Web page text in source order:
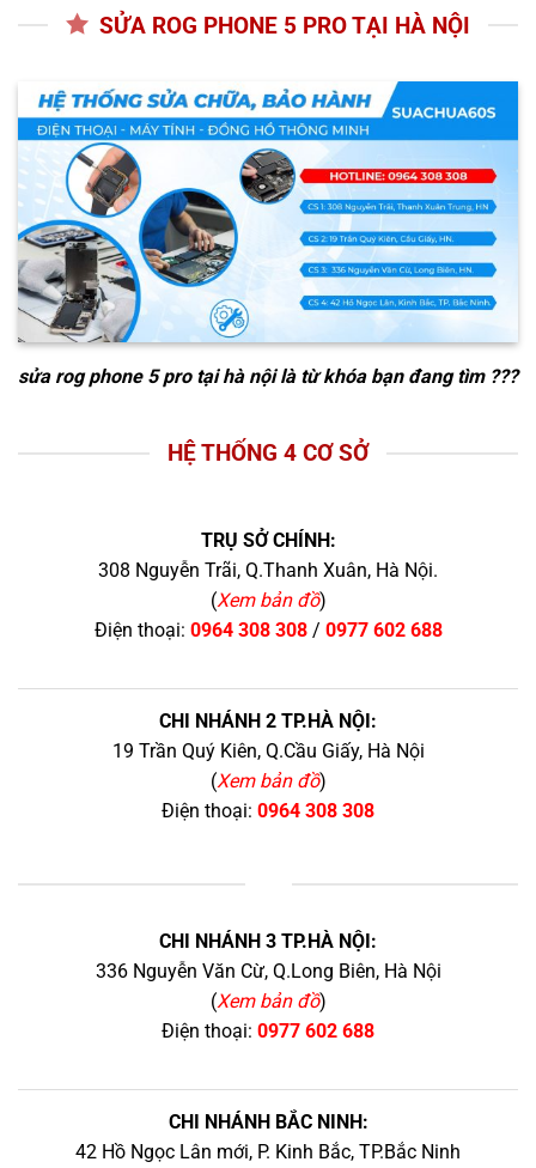
SỬA ROG PHONE 5 PRO TẠI HÀ NỘI
sửa rog phone 5 pro tại hà nộilà từ khóa bạn đang tìm ???
HỆ THỐNG 4 CƠ SỞ
TRỤ SỞ CHÍNH:
308 Nguyễn Trãi, Q.Thanh Xuân, Hà Nội.
(Xem bản đồ)
Điện thoại: 0964 308 308/ 0977 602 688
CHI NHÁNH 2 TP.HÀ NỘI:
19 Trần Quý Kiên, Q.Cầu Giấy, Hà Nội
(Xem bản đồ)
Điện thoại: 0964 308 308
CHI NHÁNH 3 TP.HÀ NỘI:
336 Nguyễn Văn Cừ, Q.Long Biên, Hà Nội
(Xem bản đồ)
Điện thoại: 0977 602 688
CHI NHÁNH BẮC NINH:
42 Hồ Ngọc Lân mới, P. Kinh Bắc, TP.Bắc Ninh